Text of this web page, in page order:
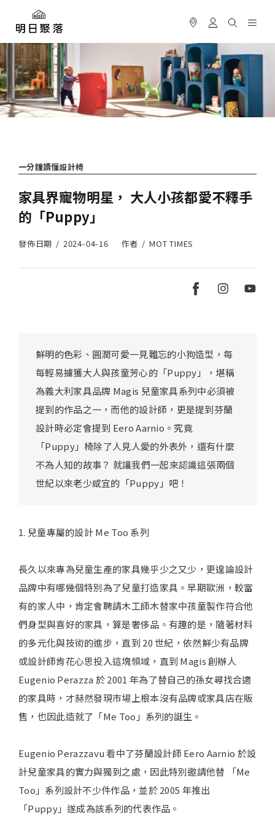
一分鐘讀懂設計椅
家具界寵物明星， 大人小孩都愛不釋手
的「Puppy」
發佈日期 2024-04-16 作者 MOT TIMES
鮮明的色彩、圓潤可愛一見難忘的小狗造型，每
每輕易擄獲大人與孩童芳心的「Puppy」，堪稱
為義大利家具品牌 Magis 兒童家具系列中必須被
提到的作品之一，而他的設計師，更是提到芬蘭
設計時必定會提到 Eero Aarnio。究竟
「Puppy」椅除了人見人愛的外表外，還有什麼
不為人知的故事？ 就讓我們一起來認識這張兩個
世紀以來老少咸宜的「Puppy」吧！
1. 兒童專屬的設計 Me Too 系列
長久以來專為兒童生產的家具幾乎少之又少，更遑論設計
品牌中有哪幾個特別為了兒童打造家具。早期歐洲，較富
有的家人中，肯定會聘請木工師木替家中孩童製作符合他
們身型與喜好的家具，算是奢侈品。有趣的是，隨著材料
的多元化與技術的進步，直到 20 世紀，依然鮮少有品牌
或設計師肯花心思投入這塊領域，直到 Magis 創辦人
Eugenio Perazza 於 2001 年為了替自己的孫女尋找合適
的家具時，才赫然發現市場上根本沒有品牌或家具店在販
售，也因此造就了「Me Too」系列的誕生。
Eugenio Perazzavu 看中了芬蘭設計師 Eero Aarnio 於設
計兒童家具的實力與獨到之處，因此特別邀請他替 「Me
Too」系列設計不少件作品，並於 2005 年推出
「Puppy」遂成為該系列的代表作品。